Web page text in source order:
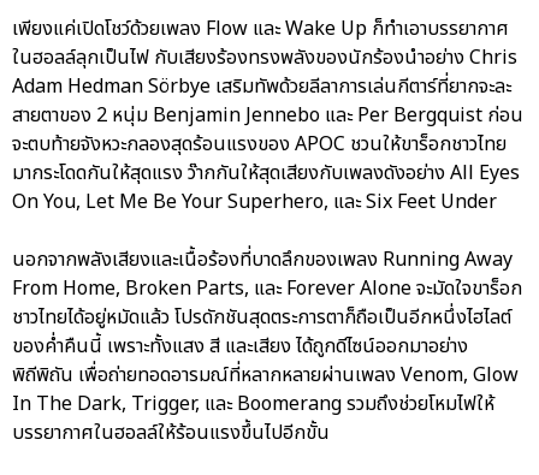
เพียงแค่เปิดโชว์ด้วยเพลง Flow และ Wake Up ก็ทำเอาบรรยากาศ
ในฮอลล์ลุกเป็นไฟ กับเสียงร้องทรงพลังของนักร้องนำอย่าง Chris
Adam Hedman Sörbye เสริมทัพด้วยลีลาการเล่นกีตาร์ที่ยากจะละ
สายตาของ 2 หนุ่ม Benjamin Jennebo และ Per Bergquist ก่อน
จะตบท้ายจังหวะกลองสุดร้อนแรงของ APOC ชวนให้ขาร็อกชาวไทย
มากระโดดกันให้สุดแรง ว๊ากกันให้สุดเสียงกับเพลงดังอย่าง All Eyes
On You, Let Me Be Your Superhero, และ Six Feet Under
นอกจากพลังเสียงและเนื้อร้องที่บาดลึกของเพลง Running Away
From Home, Broken Parts, และ Forever Alone จะมัดใจขาร็อก
ชาวไทยได้อยู่หมัดแล้ว โปรดักชันสุดตระการตาก็ถือเป็นอีกหนึ่งไฮไลต์
ของค่ำคืนนี้ เพราะทั้งแสง สี และเสียง ได้ถูกดีไซน์ออกมาอย่าง
พิถีพิถัน เพื่อถ่ายทอดอารมณ์ที่หลากหลายผ่านเพลง Venom, Glow
In The Dark, Trigger, และ Boomerang รวมถึงช่วยโหมไฟให้
บรรยากาศในฮอลล์ให้ร้อนแรงขึ้นไปอีกขั้น